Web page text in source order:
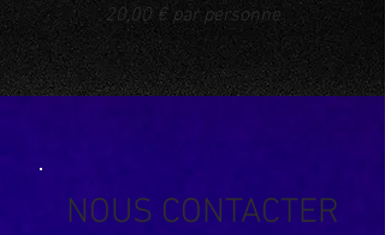
20,00 € par personne
NOUS CONTACTER